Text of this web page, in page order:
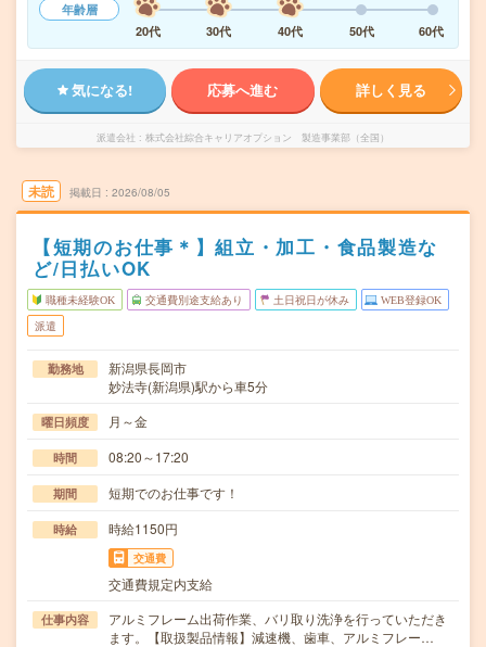
年齢層
20代
30代 40代 50代 60代
気になる! 応募へ進む 詳しく見る
派遣会社 株式会社綜合キャリアオプション 製造事業部（全国）
未読 掲載日 2026/08/05
【短期のお仕事＊】組立・加工・食品製造な
ど/日払いOK
職種未経験OK 交通費別途支給あり 土日祝日が休み WEB登録OK
派遣
勤務地
新潟県長岡市
妙法寺(新潟県)駅から車5分
曜日頻度 月～金
時間 08:20～17:20
期間 短期でのお仕事です！
時給 時給1150円
交通費
交通費規定内支給
仕事内容
アルミフレーム出荷作業、バリ取り洗浄を行っていただき
ます。【取扱製品情報】減速機、歯車、アルミフレー…